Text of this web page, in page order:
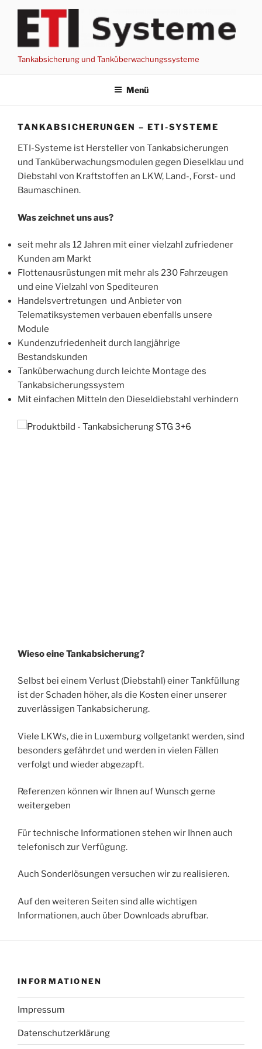
Zum
springen
Tankabsicherung und Tanküberwachungssysteme
Menü
TANKABSICHERUNGEN – ETI-SYSTEME
ETI-Systeme ist Hersteller von Tankabsicherungen
und Tanküberwachungsmodulen gegen Dieselklau und
Diebstahl von Kraftstoffen an LKW, Land-, Forst- und
Baumaschinen.
Was zeichnet uns aus?
seit mehr als 12 Jahren mit einer vielzahl zufriedener
Kunden am Markt
Flottenausrüstungen mit mehr als 230 Fahrzeugen
und eine Vielzahl von Spediteuren
Handelsvertretungen und Anbieter von
Telematiksystemen verbauen ebenfalls unsere
Module
Kundenzufriedenheit durch langjährige
Bestandskunden
Tanküberwachung durch leichte Montage des
Tankabsicherungssystem
Mit einfachen Mitteln den Dieseldiebstahl verhindern
Wieso eine Tankabsicherung?
Selbst bei einem Verlust (Diebstahl) einer Tankfüllung
ist der Schaden höher, als die Kosten einer unserer
zuverlässigen Tankabsicherung.
Viele LKWs, die in Luxemburg vollgetankt werden, sind
besonders gefährdet und werden in vielen Fällen
verfolgt und wieder abgezapft.
Referenzen können wir Ihnen auf Wunsch gerne
weitergeben
Für technische Informationen stehen wir Ihnen auch
telefonisch zur Verfügung.
Auch Sonderlösungen versuchen wir zu realisieren.
Auf den weiteren Seiten sind alle wichtigen
Informationen, auch über Downloads abrufbar.
INFORMATIONEN
Impressum
Datenschutzerklärung